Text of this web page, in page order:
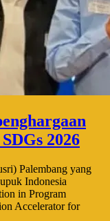
2026
Palembang yang
Indonesia
in Program
Accelerator for